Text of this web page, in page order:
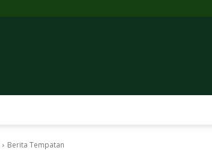
Berita Tempatan